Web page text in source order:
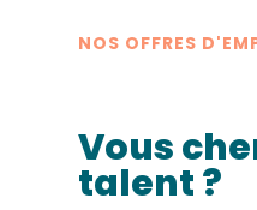
NOS OFFRES
Vous
talent ?